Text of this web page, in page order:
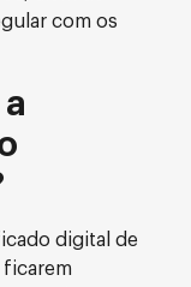
com os
digital de
ficarem